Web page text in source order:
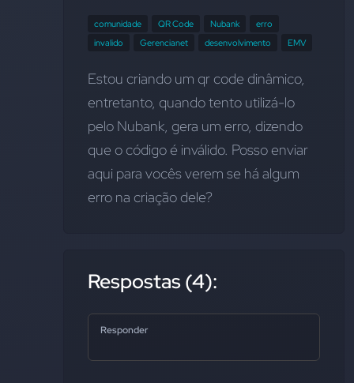
comunidade QR Code Nubank
erro
invalido
Gerencianet desenvolvimento EMV
Estou criando um qr code dinâmico,
entretanto, quando tento utilizá-lo
pelo Nubank, gera um erro, dizendo
que o código é inválido. Posso enviar
aqui para vocês verem se há algum
erro na criação dele?
Respostas (4):
Responder